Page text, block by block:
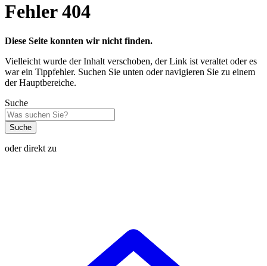
Fehler 404
Diese Seite konnten wir nicht finden.
Vielleicht wurde der Inhalt verschoben, der Link ist veraltet oder es
war ein Tippfehler. Suchen Sie unten oder navigieren Sie zu einem
der Hauptbereiche.
Suche
Suche
oder direkt zu